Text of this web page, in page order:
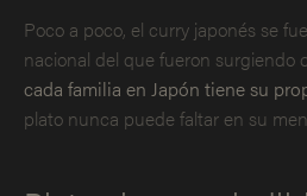
Poco a poco, el curry japonés se
nacional del que fueron surgiendo
cada familia en Japón tiene su
plato nunca puede faltar en su